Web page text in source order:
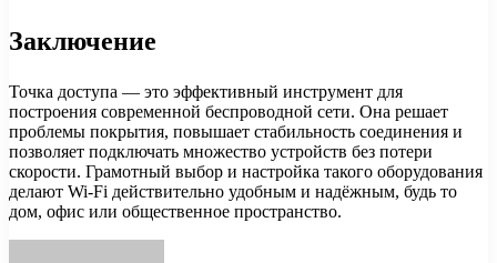
Заключение
Точка доступа — это эффективный инструмент для
построения современной беспроводной сети. Она решает
проблемы покрытия, повышает стабильность соединения и
позволяет подключать множество устройств без потери
скорости. Грамотный выбор и настройка такого оборудования
делают Wi-Fi действительно удобным и надёжным, будь то
дом, офис или общественное пространство.